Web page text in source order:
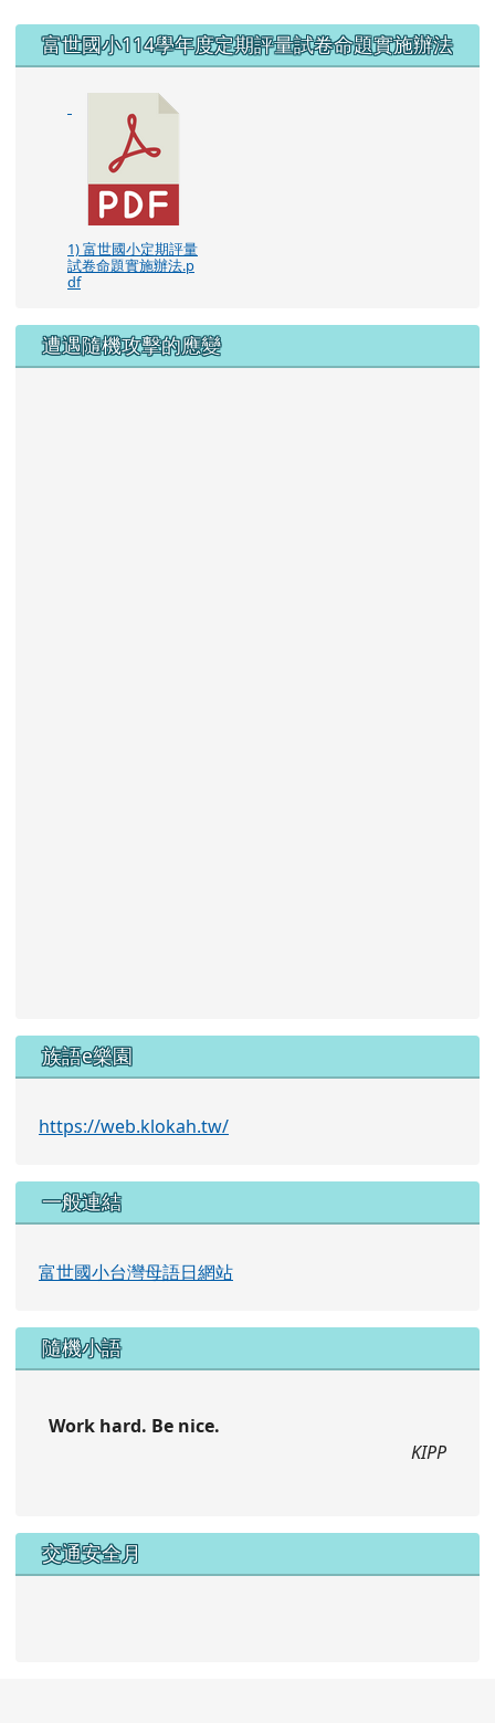
右邊區域內容
富世國小114學年度定期評量試卷命題實施辦法
1) 富世國小定期評量
試卷命題實施辦法.p
df
族語e樂園
https://web.klokah.tw/
一般連結
富世國小台灣母語日網站
隨機小語